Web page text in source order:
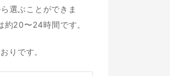
選ぶことができま
約20〜24時間です。
りです。